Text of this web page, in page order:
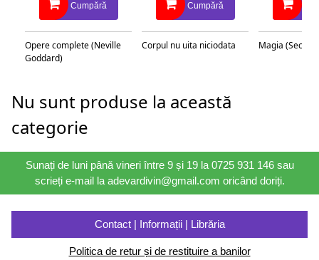
Cumpără
Opere complete (Neville
Goddard)
Cumpără
Corpul nu uita niciodata Magia
Nu sunt produse la această
categorie
Sunați de luni până vineri între 9 și 19 la 0725 931 146 sau
scrieți e-mail la adevardivin@gmail.com oricând doriți.
Contact | Informații | Librăria
Politica de retur și de restituire a banilor